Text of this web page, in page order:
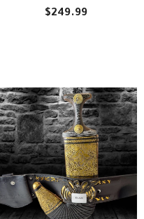
$249.99